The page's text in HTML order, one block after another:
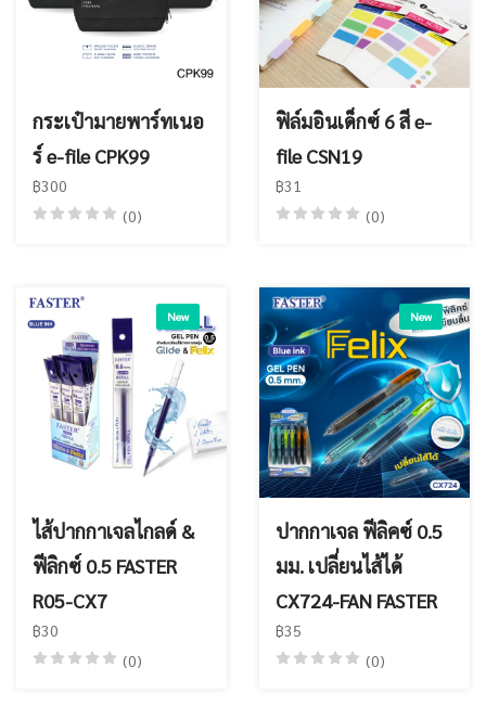
กระเป๋ามายพาร์ทเนอ
ร์ e-file CPK99
฿300
(0)
ฟิล์มอินเด็กซ์ 6 สี e-
file CSN19
฿31
(0)
New
ไส้ปากกาเจลไกลด์ &
ฟีลิกซ์ 0.5 FASTER
R05-CX7
฿30
(0)
New
ปากกาเจล ฟีลิคซ์ 0.5
มม. เปลี่ยนไส้ได้
CX724-FAN FASTER
฿35
(0)